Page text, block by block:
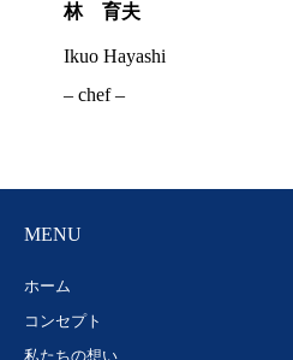
林 育夫
Ikuo Hayashi
– chef –
MENU
ホーム
コンセプト
私たちの想い